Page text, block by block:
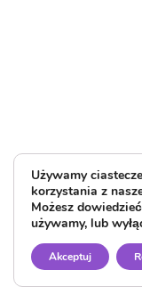
Używamy
korzystania z
Możesz
używamy, lub
Akceptuj